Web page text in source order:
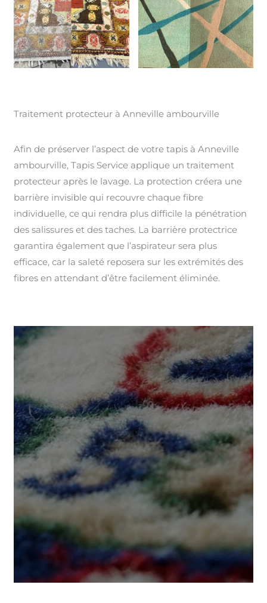
Traitement protecteur à Anneville ambourville
Afin de préserver l’aspect de votre tapis à Anneville
ambourville, Tapis Service applique un traitement
protecteur après le lavage. La protection créera une
barrière invisible qui recouvre chaque fibre
individuelle, ce qui rendra plus difficile la pénétration
des salissures et des taches. La barrière protectrice
garantira également que l’aspirateur sera plus
efficace, car la saleté reposera sur les extrémités des
fibres en attendant d’être facilement éliminée.